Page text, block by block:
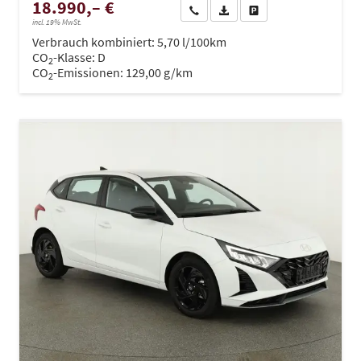
18.990,– €
incl. 19% MwSt.
Wir rufen Sie anPDF-Datei, Fahrzeugexposé
Verbrauch kombiniert: 5,70 l/100km
CO2-Klasse: D
CO2-Emissionen: 129,00 g/km